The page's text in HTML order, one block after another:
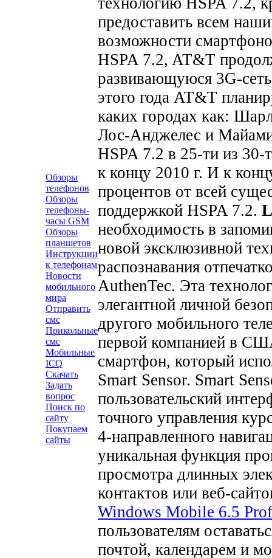
Обзоры
телефонов
Обзоры
телефоны-
часы GSM
Обзоры
планшетов
Инструкции
к телефонам
Новости
мобильного
мира
Отправить
смс
Прикольные
смс
Мобильные
ICQ
Скачать
Задать
вопрос
Поиск по
сайту
Покупаем
сайты
предоставить всем
возможности
HSPA 7.2, AT&T
развивающуюся 3G-
этого года AT&T
каких городах как:
Лос-Анджелес и
HSPA 7.2 в 25-ти из
к концу 2010 г. И к
процентов от всей
поддержкой HSPA 7.2.
необходимость в
новой эксклюзивной
распознавания
AuthenTec. Эта
элегантной личной
другого мобильного
первой компанией в
смартфон, который
Smart Sensor. Smart
пользовательский
точного управления
4-направленного
уникальная функция
просмотра длинных
контактов или веб-
Windows Mobile 6.5
пользователям
почтой, календарем и